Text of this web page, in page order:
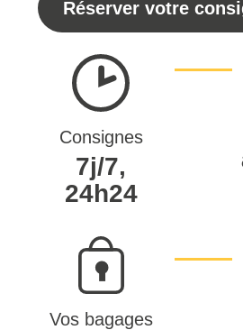
Réserver votre
Consignes
7j/7,
24h24
Vos bagages